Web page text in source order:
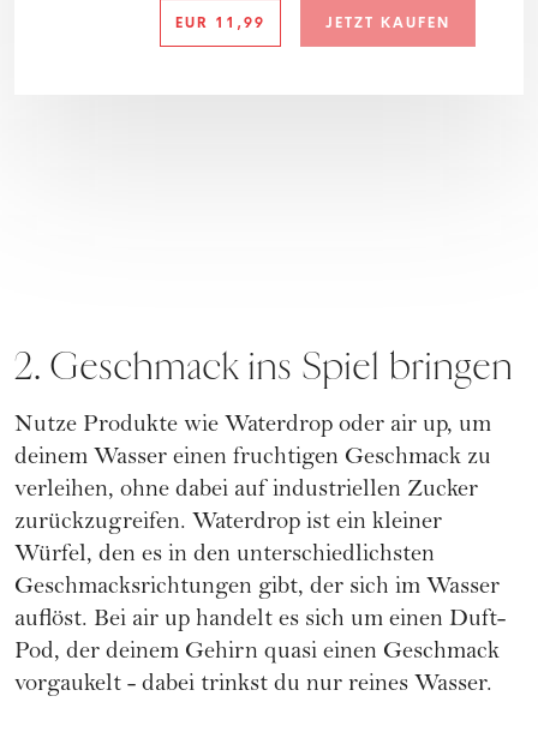
EUR 11,99 JETZT KAUFEN
2. Geschmack ins Spiel bringen
Nutze Produkte wie Waterdrop oder air up, um
deinem Wasser einen fruchtigen Geschmack zu
verleihen, ohne dabei auf industriellen Zucker
zurückzugreifen. Waterdrop ist ein kleiner
Würfel, den es in den unterschiedlichsten
Geschmacksrichtungen gibt, der sich im Wasser
auflöst. Bei air up handelt es sich um einen Duft-
Pod, der deinem Gehirn quasi einen Geschmack
vorgaukelt - dabei trinkst du nur reines Wasser.